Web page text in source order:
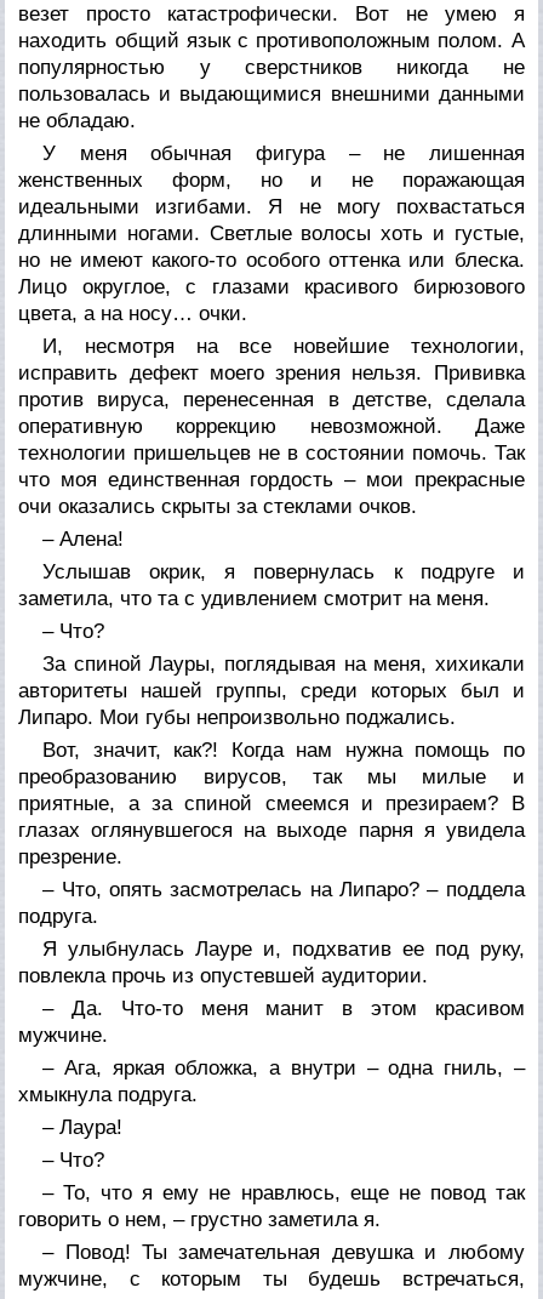
везет просто катастрофически. Вот не умею я
находить общий язык с противоположным полом. А
популярностью у сверстников никогда не
пользовалась и выдающимися внешними данными
не обладаю.
У меня обычная фигура – не лишенная
женственных форм, но и не поражающая
идеальными изгибами. Я не могу похвастаться
длинными ногами. Светлые волосы хоть и густые,
но не имеют какого-то особого оттенка или блеска.
Лицо округлое, с глазами красивого бирюзового
цвета, а на носу… очки.
И, несмотря на все новейшие технологии,
исправить дефект моего зрения нельзя. Прививка
против вируса, перенесенная в детстве, сделала
оперативную коррекцию невозможной. Даже
технологии пришельцев не в состоянии помочь. Так
что моя единственная гордость – мои прекрасные
очи оказались скрыты за стеклами очков.
– Алена!
Услышав окрик, я повернулась к подруге и
заметила, что та с удивлением смотрит на меня.
– Что?
За спиной Лауры, поглядывая на меня, хихикали
авторитеты нашей группы, среди которых был и
Липаро. Мои губы непроизвольно поджались.
Вот, значит, как?! Когда нам нужна помощь по
преобразованию вирусов, так мы милые и
приятные, а за спиной смеемся и презираем? В
глазах оглянувшегося на выходе парня я увидела
презрение.
– Что, опять засмотрелась на Липаро? – поддела
подруга.
Я улыбнулась Лауре и, подхватив ее под руку,
повлекла прочь из опустевшей аудитории.
– Да. Что-то меня манит в этом красивом
мужчине.
– Ага, яркая обложка, а внутри – одна гниль, –
хмыкнула подруга.
– Лаура!
– Что?
– То, что я ему не нравлюсь, еще не повод так
говорить о нем, – грустно заметила я.
– Повод! Ты замечательная девушка и любому
мужчине, с которым ты будешь встречаться,